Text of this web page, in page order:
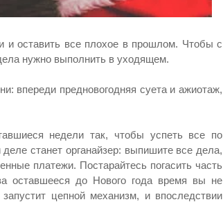
и оставить все плохое в прошлом. Чтобы с
нужно выполнить в уходящем.
впереди предновогодняя суета и ажиотаж,
недели так, чтобы успеть все по
станет органайзер: выпишите все дела,
платежи. Постарайтесь погасить часть
оставшееся до Нового года время вы не
цепной механизм, и впоследствии